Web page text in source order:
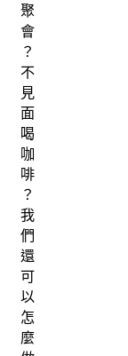
聚
會
？
不
見
面
喝
咖
啡
？
我
們
還
可
以
怎
麼